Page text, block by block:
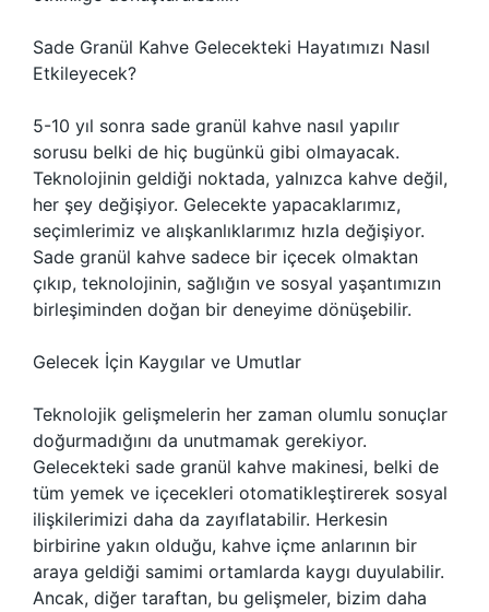
Sade Granül Kahve Gelecekteki Hayatımızı Nasıl
Etkileyecek?
5-10 yıl sonra sade granül kahve nasıl yapılır
sorusu belki de hiç bugünkü gibi olmayacak.
Teknolojinin geldiği noktada, yalnızca kahve değil,
her şey değişiyor. Gelecekte yapacaklarımız,
seçimlerimiz ve alışkanlıklarımız hızla değişiyor.
Sade granül kahve sadece bir içecek olmaktan
çıkıp, teknolojinin, sağlığın ve sosyal yaşantımızın
birleşiminden doğan bir deneyime dönüşebilir.
Gelecek İçin Kaygılar ve Umutlar
Teknolojik gelişmelerin her zaman olumlu sonuçlar
doğurmadığını da unutmamak gerekiyor.
Gelecekteki sade granül kahve makinesi, belki de
tüm yemek ve içecekleri otomatikleştirerek sosyal
ilişkilerimizi daha da zayıflatabilir. Herkesin
birbirine yakın olduğu, kahve içme anlarının bir
araya geldiği samimi ortamlarda kaygı duyulabilir.
Ancak, diğer taraftan, bu gelişmeler, bizim daha